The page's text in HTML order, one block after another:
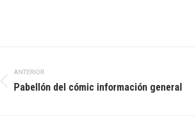
entre
ANTERIOR
Publicación
Pabellón del cómic información general